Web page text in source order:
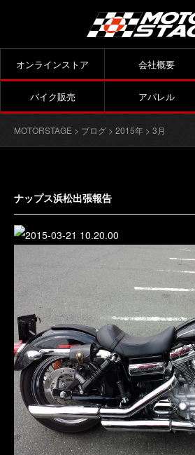
オンラインストア 会社概要
バイク販売 アパレル
MOTORSTAGE > ブログ > 2015年 > 3月
ナップス浜松出張報告